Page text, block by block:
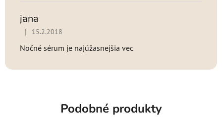
jana
Hodnotenie produktu je 5 z 5 hviezdičiek.
| 15.2.2018
Nočné sérum je najúžasnejšia vec
Podobné produkty